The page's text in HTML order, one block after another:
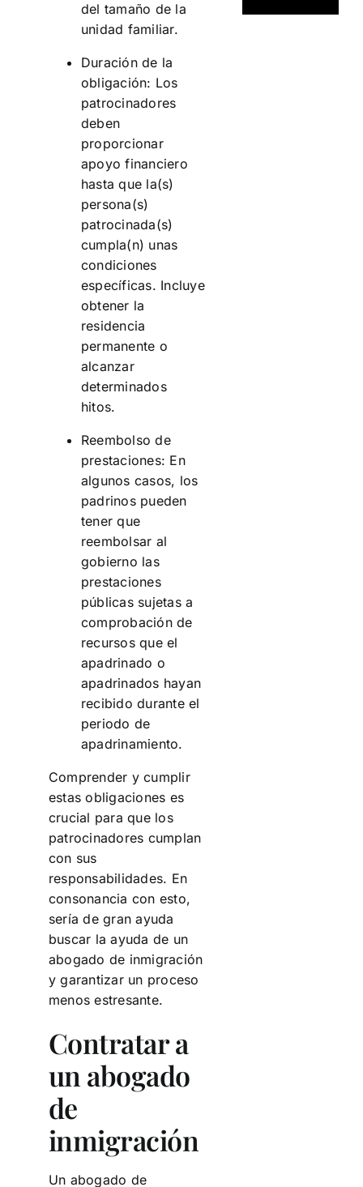
del tamaño de la
unidad familiar.
Duración de la
obligación: Los
patrocinadores
deben
proporcionar
apoyo financiero
hasta que la(s)
persona(s)
patrocinada(s)
cumpla(n) unas
condiciones
específicas. Incluye
obtener la
residencia
permanente o
alcanzar
determinados
hitos.
Reembolso de
prestaciones: En
algunos casos, los
padrinos pueden
tener que
reembolsar al
gobierno las
prestaciones
públicas sujetas a
comprobación de
recursos que el
apadrinado o
apadrinados hayan
recibido durante el
periodo de
apadrinamiento.
Comprender y cumplir
estas obligaciones es
crucial para que los
patrocinadores cumplan
con sus
responsabilidades. En
consonancia con esto,
sería de gran ayuda
buscar la ayuda de un
abogado de inmigración
y garantizar un proceso
menos estresante.
Contratar a
un abogado
de
inmigración
Un abogado de